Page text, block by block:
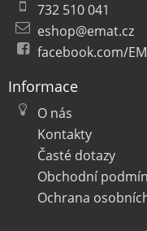
732 510 041
eshop@emat.cz
facebook.com/
Informace
O nás
Kontakty
Časté dotazy
Obchodní
Ochrana